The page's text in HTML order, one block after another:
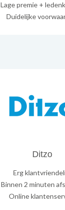
Lage premie +
Duidelijke
Ditzo
Erg
Binnen 2 minuten
Online